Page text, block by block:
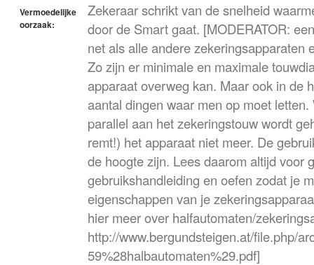
Vermoedelijke
oorzaak:
Zekeraar schrikt van de snelheid
door de Smart gaat. [MODERATOR:
net als alle andere zekeringsapparaten
Zo zijn er minimale en maximale
apparaat overweg kan. Maar ook in de
aantal dingen waar men op moet
parallel aan het zekeringstouw wordt
remt!) het apparaat niet meer. De
de hoogte zijn. Lees daarom altijd voor
gebruikshandleiding en oefen zodat je
eigenschappen van je
hier meer over halfautomaten/
http://www.bergundsteigen.at/file.php/
59%28halbautomaten%29.pdf]